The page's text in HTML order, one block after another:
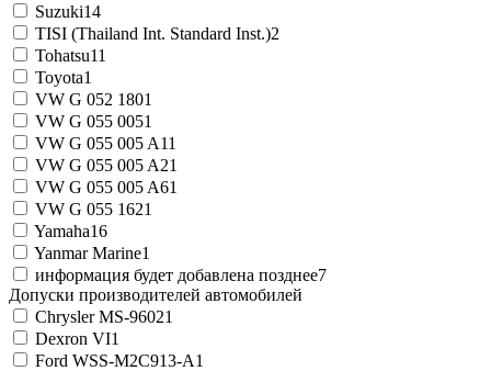
Suzuki14
TISI (Thailand Int. Standard Inst.)2
Tohatsu11
Toyota1
VW G 052 1801
VW G 055 0051
VW G 055 005 A11
VW G 055 005 A21
VW G 055 005 A61
VW G 055 1621
Yamaha16
Yanmar Marine1
информация будет добавлена позднее7
Допуски производителей автомобилей
Chrysler MS-96021
Dexron VI1
Ford WSS-M2C913-A1